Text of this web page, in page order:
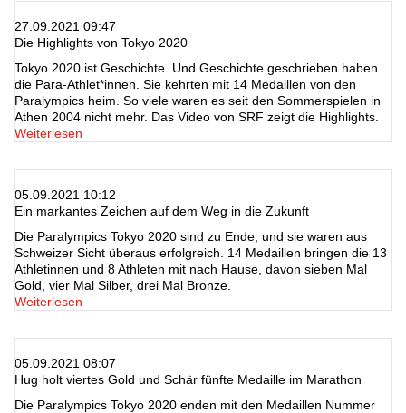
27.09.2021 09:47
Die Highlights von Tokyo 2020
Tokyo 2020 ist Geschichte. Und Geschichte geschrieben haben
die Para-Athlet*innen. Sie kehrten mit 14 Medaillen von den
Paralympics heim. So viele waren es seit den Sommerspielen in
Athen 2004 nicht mehr. Das Video von SRF zeigt die Highlights.
Weiterlesen
05.09.2021 10:12
Ein markantes Zeichen auf dem Weg in die Zukunft
Die Paralympics Tokyo 2020 sind zu Ende, und sie waren aus
Schweizer Sicht überaus erfolgreich. 14 Medaillen bringen die 13
Athletinnen und 8 Athleten mit nach Hause, davon sieben Mal
Gold, vier Mal Silber, drei Mal Bronze.
Weiterlesen
05.09.2021 08:07
Hug holt viertes Gold und Schär fünfte Medaille im Marathon
Die Paralympics Tokyo 2020 enden mit den Medaillen Nummer